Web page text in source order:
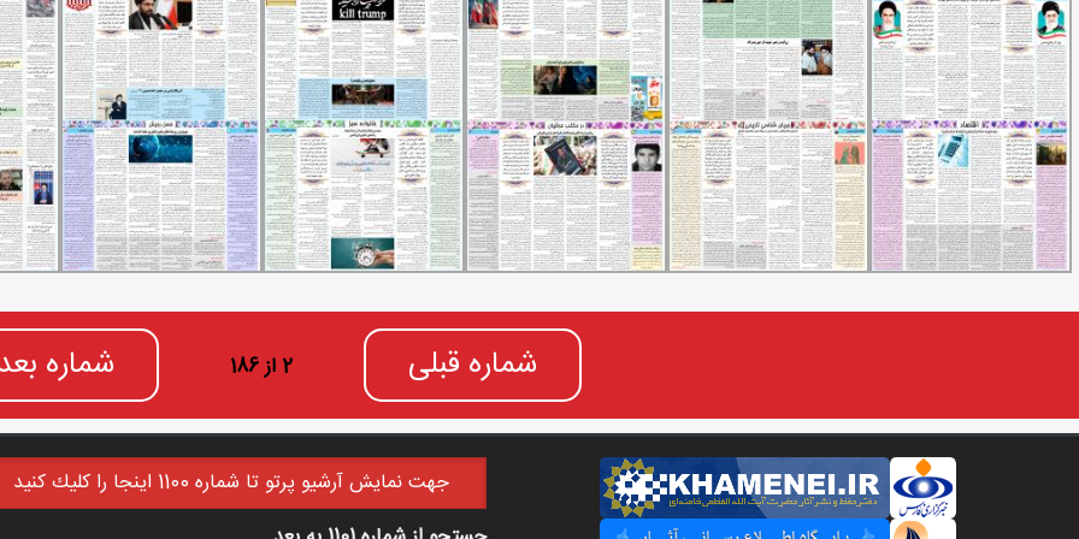
شماره قبلی 2 از 186 شماره
جهت نمايش آرشيو پرتو تا شماره 1100 اينجا را كليك كنيد